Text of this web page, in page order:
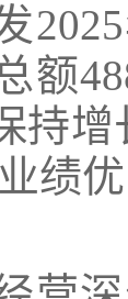
额
持增
绩